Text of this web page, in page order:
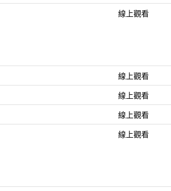
線上觀看
線上觀看
線上觀看
線上觀看
線上觀看